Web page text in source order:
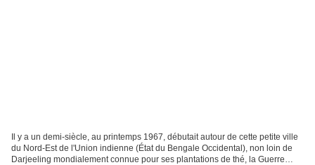
Il y a un demi-siècle, au printemps 1967, débutait autour de cette petite ville
du Nord-Est de l'Union indienne (État du Bengale Occidental), non loin de
Darjeeling mondialement connue pour ses plantations de thé, la Guerre